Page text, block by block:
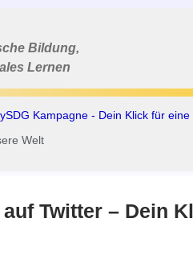
Bildung,
Lernen
Kampagne - Dein Klick für
Welt
auf Twitter – Dein